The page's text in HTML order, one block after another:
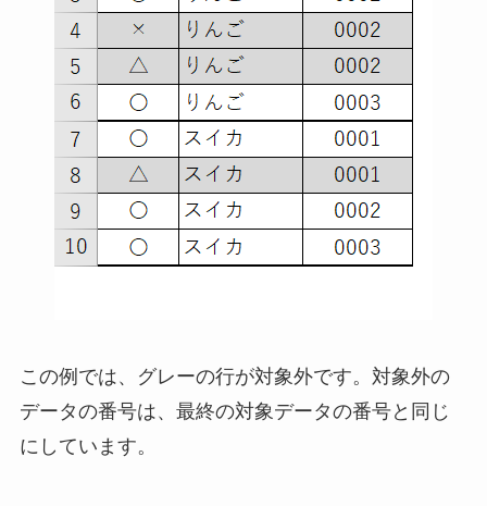
この例では、グレーの行が対象外です。対象外の
データの番号は、最終の対象データの番号と同じ
にしています。